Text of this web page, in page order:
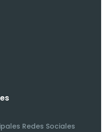
Redes Sociales